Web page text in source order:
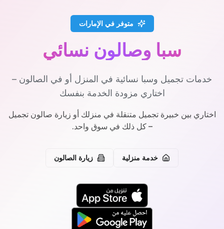
متوفر في الإمارات
سبا وصالون نسائي
خدمات تجميل وسبا نسائية في المنزل أو في الصالون –
اختاري مزودة الخدمة بنفسك
اختاري بين خبيرة تجميل متنقلة في منزلك أو زيارة صالون تجميل
– كل ذلك في سوق واحد.
خدمة منزلية زيارة الصالون